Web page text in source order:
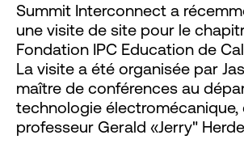
Summit Interconnect a
une visite de site pour le
Fondation IPC Education de
La visite a été organisée par
maître de conférences au
technologie électromécanique,
professeur Gerald «Jerry"